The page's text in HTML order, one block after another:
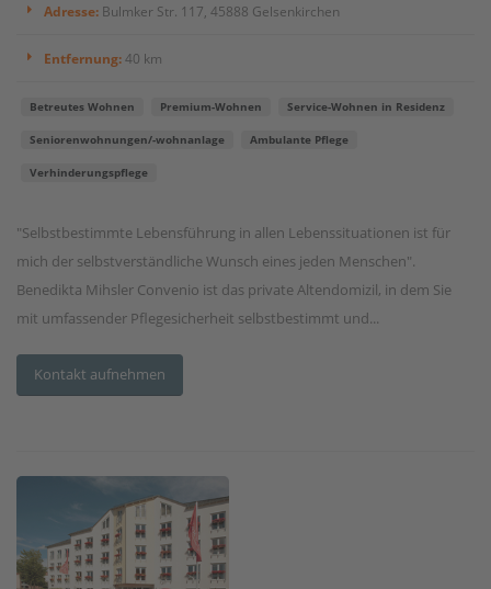
Adresse: Bulmker Str. 117, 45888 Gelsenkirchen
Entfernung:40 km
Betreutes Wohnen Premium-Wohnen Service-Wohnen in Residenz
Seniorenwohnungen/-wohnanlage Ambulante Pflege
Verhinderungspflege
"Selbstbestimmte Lebensführung in allen Lebenssituationen ist für
mich der selbstverständliche Wunsch eines jeden Menschen".
Benedikta Mihsler Convenio ist das private Altendomizil, in dem Sie
mit umfassender Pflegesicherheit selbstbestimmt und...
Kontakt aufnehmen